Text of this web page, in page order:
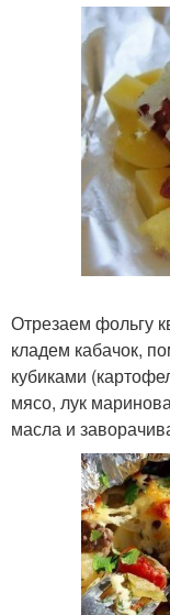
Отрезаем фольгу
кладем кабачок,
кубиками
мясо, лук
масла и